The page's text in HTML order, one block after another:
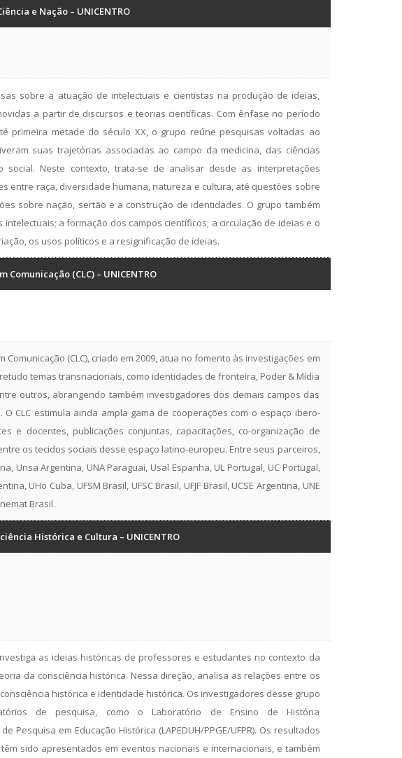
e Nação – UNICENTRO
sobre a atuação de intelectuais e cientistas na produção de ideias,
a partir de discursos e teorias científicas. Com ênfase no período
primeira metade do século XX, o grupo reúne pesquisas voltadas ao
suas trajetórias associadas ao campo da medicina, das ciências
Neste contexto, trata-se de analisar desde as interpretações
entre raça, diversidade humana, natureza e cultura, até questões sobre
sobre nação, sertão e a construção de identidades. O grupo também
a formação dos campos científicos; a circulação de ideias e o
os usos políticos e a resignificação de ideias.
Comunicação (CLC) – UNICENTRO
(CLC), criado em 2009, atua no fomento às investigações em
temas transnacionais, como identidades de fronteira, Poder & Mídia
outros, abrangendo também investigadores dos demais campos das
O CLC estimula ainda ampla gama de cooperações com o espaço ibero-
e docentes, publicações conjuntas, capacitações, co-organização de
os tecidos sociais desse espaço latino-europeu. Entre seus parceiros,
Unsa Argentina, UNA Paraguai, Usal Espanha, UL Portugal, UC Portugal,
UHo Cuba, UFSM Brasil, UFSC Brasil, UFJF Brasil, UCSE Argentina, UNE
Brasil.
Histórica e Cultura – UNICENTRO
as ideias históricas de professores e estudantes no contexto da
da consciência histórica. Nessa direção, analisa as relações entre os
histórica e identidade histórica. Os investigadores desse grupo
de pesquisa, como o Laboratório de Ensino de História
de Pesquisa em Educação Histórica (LAPEDUH/PPGE/UFPR). Os resultados
sido apresentados em eventos nacionais e internacionais, e também